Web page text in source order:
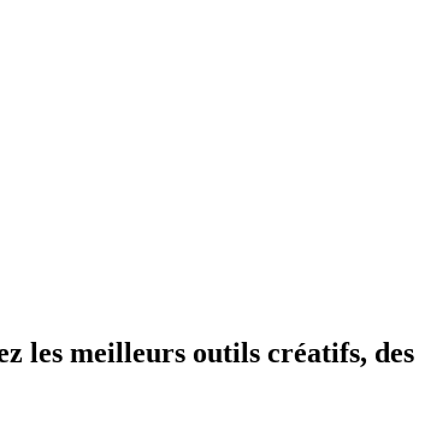
les meilleurs outils créatifs, des